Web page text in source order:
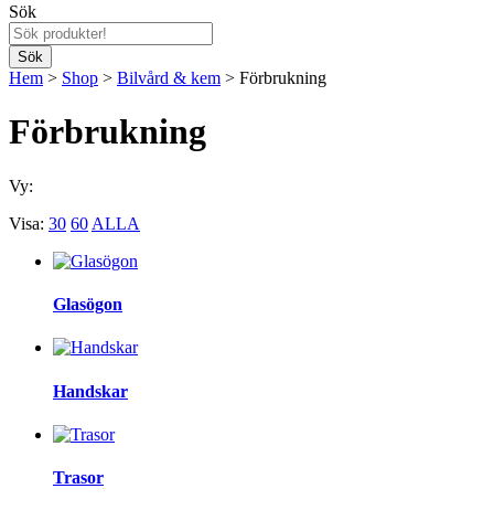
Sök
Hem > Shop > Bilvård & kem > Förbrukning
Förbrukning
Vy:
Visa: 30 60 ALLA
Glasögon
Handskar
Trasor